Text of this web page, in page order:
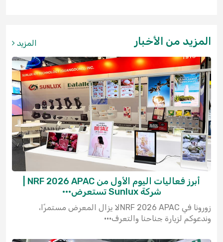
المزيد من الأخبار المزيد
شركة Sunlux تستعرض···
زورونا في NRF 2026 APACلا يزال المعرض مستمرًا،
وندعوكم لزيارة جناحنا والتعرف···